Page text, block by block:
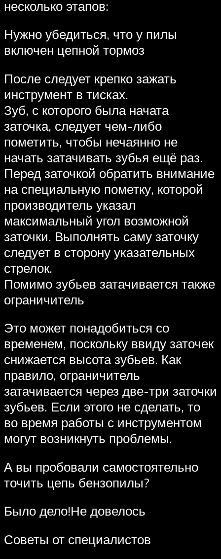
несколько этапов:
Нужно убедиться, что у пилы
включен цепной тормоз
После следует крепко зажать
инструмент в тисках.
Зуб, с которого была начата
заточка, следует чем-либо
пометить, чтобы нечаянно не
начать затачивать зубья ещё раз.
Перед заточкой обратить внимание
на специальную пометку, которой
производитель указал
максимальный угол возможной
заточки. Выполнять саму заточку
следует в сторону указательных
стрелок.
Помимо зубьев затачивается также
ограничитель
Это может понадобиться со
временем, поскольку ввиду заточек
снижается высота зубьев. Как
правило, ограничитель
затачивается через две-три заточки
зубьев. Если этого не сделать, то
во время работы с инструментом
могут возникнуть проблемы.
А вы пробовали самостоятельно
точить цепь бензопилы?
Было дело!Не довелось
Советы от специалистов